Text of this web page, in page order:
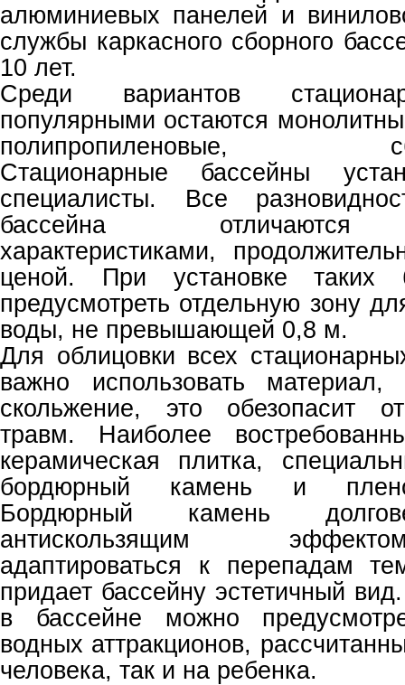
алюминиевых панелей и
службы каркасного сборного
10 лет.
Среди вариантов
популярными остаются
полипропиленовые,
Стационарные бассейны
специалисты. Все
бассейна отличаются
характеристиками,
ценой. При установке таких
предусмотреть отдельную зону
воды, не превышающей 0,8 м.
Для облицовки всех
важно использовать материал,
скольжение, это обезопасит
травм. Наиболее
керамическая плитка,
бордюрный камень и
Бордюрный камень
антискользящим
адаптироваться к перепадам
придает бассейну эстетичный
в бассейне можно
водных аттракционов,
человека, так и на ребенка.